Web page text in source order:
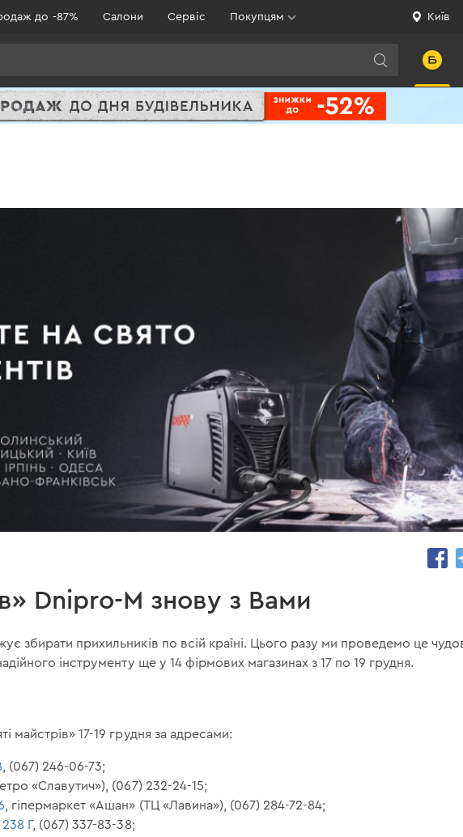
до -87% Салони Сервіс Покупцям Київ
Dnipro-M знову з Вами
збирати прихильників по всій країні. Цього разу ми проведемо це
інструменту ще у 14 фірмових магазинах з 17 по 19 грудня.
майстрів» 17-19 грудня за адресами:
, (067) 246-06-73;
«Славутич»), (067) 232-24-15;
, гіпермаркет «Ашан» (ТЦ «Лавина»), (067) 284-72-84;
238 Г, (067) 337-83-38;